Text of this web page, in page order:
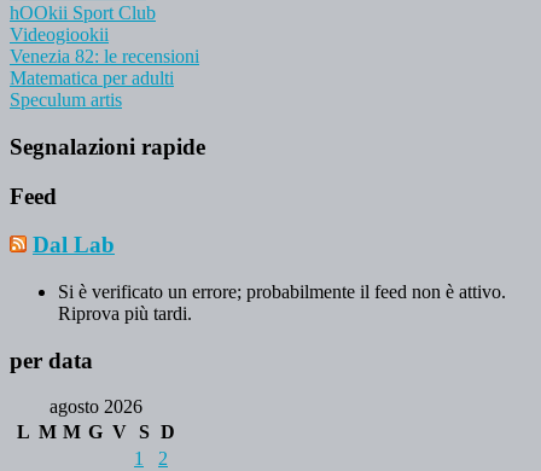
hOOkii Sport Club
Videogiookii
Venezia 82: le recensioni
Matematica per adulti
Speculum artis
Segnalazioni rapide
Feed
Dal Lab
Si è verificato un errore; probabilmente il feed non è attivo.
Riprova più tardi.
per data
agosto 2026
L M M G V S D
1
2